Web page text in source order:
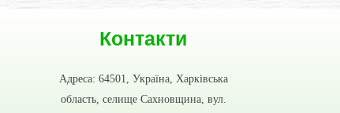
Контакти
Адреса: 64501, Україна, Харківська
область, селище Сахновщина, вул.